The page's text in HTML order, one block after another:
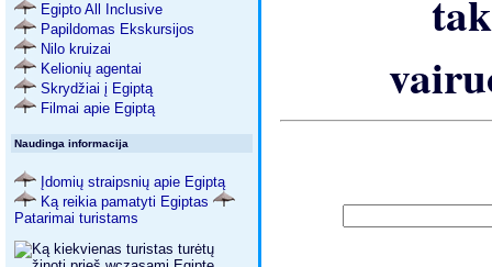
Egipto All Inclusive
Papildomas Ekskursijos
Nilo kruizai
Kelionių agentai
Skrydžiai į Egiptą
Filmai apie Egiptą
Naudinga informacija
Įdomių straipsnių apie Egiptą
Ką reikia pamatyti Egiptas
Patarimai turistams